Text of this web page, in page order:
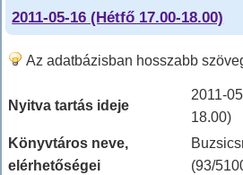
2011-05-16 (Hétfő 17.00-18.00)
Az adatbázisban hosszabb
Nyitva tartás ideje
2011-
18.00)
Könyvtáros neve,
elérhetőségei
(93/